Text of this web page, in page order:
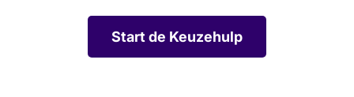
Start de Keuzehulp